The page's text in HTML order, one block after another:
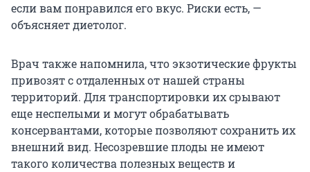
если вам понравился его вкус. Риски есть, —
объясняет диетолог.
Врач также напомнила, что экзотические фрукты
привозят с отдаленных от нашей страны
территорий. Для транспортировки их срывают
еще неспелыми и могут обрабатывать
консервантами, которые позволяют сохранить их
внешний вид. Несозревшие плоды не имеют
такого количества полезных веществ и